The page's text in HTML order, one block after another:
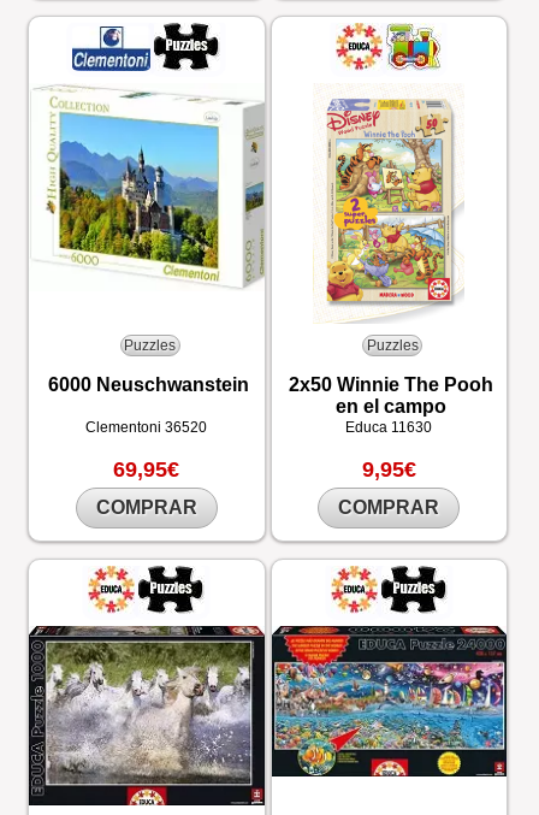
Puzzles
6000 Neuschwanstein
Clementoni36520
69,95€
COMPRAR
Puzzles
2x50 Winnie The Pooh
en el campo
Educa 11630
9,95€
COMPRAR